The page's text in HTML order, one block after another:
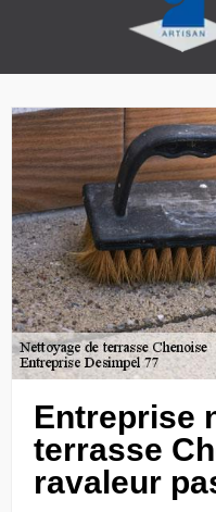
Entreprise
terrasse
ravaleur